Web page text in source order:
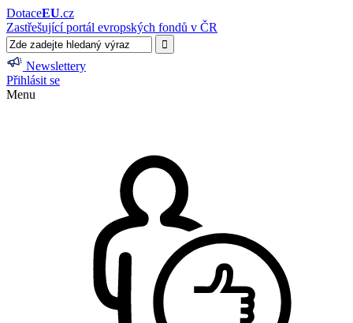
DotaceEU.cz
Zastřešující portál evropských fondů v ČR
Newslettery
Přihlásit se
Menu